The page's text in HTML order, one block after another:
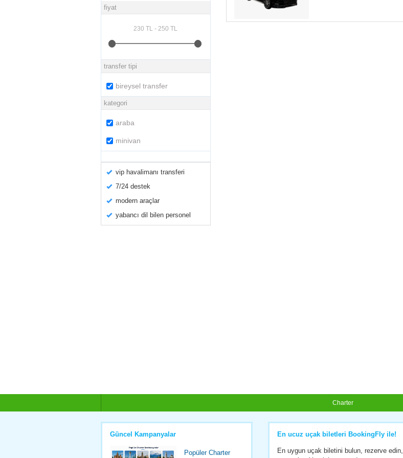
fiyat
transfer tipi
bireysel transfer
kategori
araba
minivan
vip havalimanı transferi
7/24 destek
modern araçlar
yabancı dil bilen personel
Charter
Güncel Kampanyalar
Popüler Charter
En ucuz uçak biletleri BookingFly ile!
En uygun uçak biletini bulun, rezerve edin,